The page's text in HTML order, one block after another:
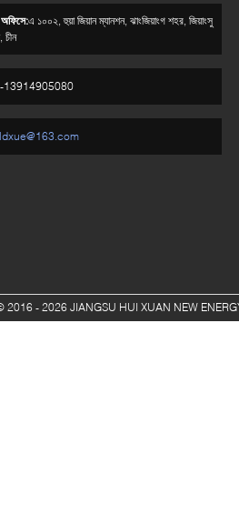
এ ১০০২, হুয়া জিয়ান ম্যানশন, ঝাংজিয়াংগ শহর, জিয়াংসু
চীন
13914905080
2016 - 2026 JIANGSU HUI XUAN NEW